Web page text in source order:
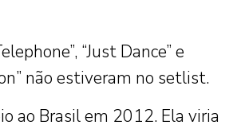
“Just Dance” e
não estiveram no setlist.
ao Brasil em 2012. Ela viria